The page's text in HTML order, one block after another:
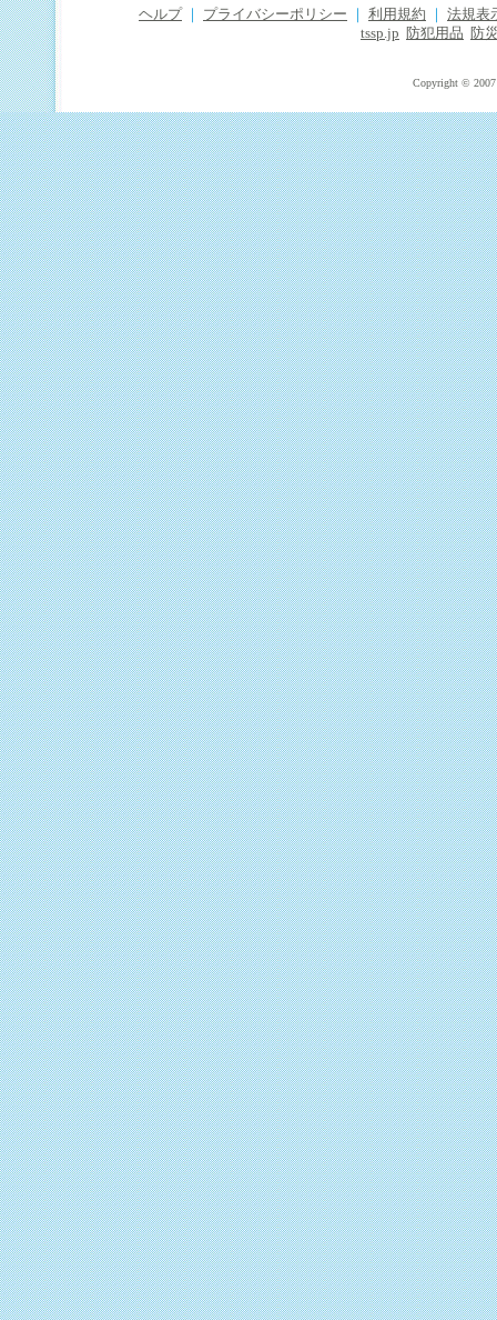
ヘルプ プライバシーポリシー 利用規約
法規表
tssp.jp
防犯用品 防
Copyright © 2007